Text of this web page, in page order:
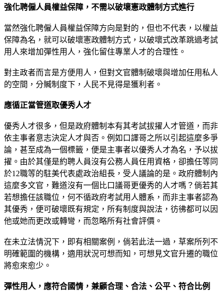
強化聘僱人員權益保障，不需以破壞憲政體制方式進行
當然強化聘僱人員權益保障方向是對的，但也不代表，以權益
保障為名，就可以破壞憲政體制方式，以破壞式改革跳過考試
用人來增加彈性用人，強化留住專業人才的合理性。
對主政者而言是方便用人，但對文官體制破壞與增加任用私人
的空間，分贓制度下，人民不見得是獲利者。
應循正當管道取優秀人才
優秀人才很多，但是政府體制本有其考試拔擢人才管道，而非
依主事者意志決定人才與否。例如口譯哥之所以引起這麼多爭
論，甚至成為一個標籤，便是主事者以優秀人才為名，予以拔
擢。由於其僅是約聘人員沒有公務人員任用資格，卻擔任等同
於12職等的駐美代表處政治組長，受人議論的是。政府體制內
這麼多文官，難道沒有一個比口議哥更優秀的人才嗎？倘若其
若想擔任該職位，何不循政府考試用人體系，而非主事者認為
其優秀，便可破壞既有規定，所有制度與說法，彷彿都可以因
他或她而更改或轉彎，而忽略所有社會評價。
在未立法情況下，即有相關案例，倘若此法一過，草案所列不
明確範圍的機構，適用狀況可想而知，可想見文官升遷的職位
將愈來愈少。
彈性用人，應符合國情，兼顧合理、合法、公平、符合比例